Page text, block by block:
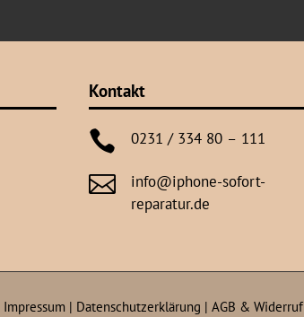
Kontakt
 0231 / 334 80 – 111

info@iphone-sofort-
reparatur.de
Impressum | Datenschutzerklärung | AGB & Widerruf